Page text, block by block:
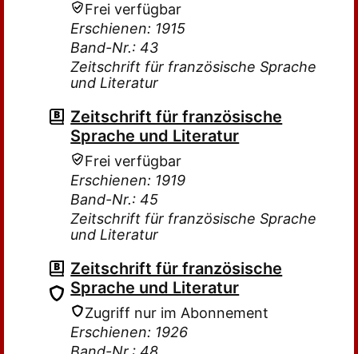
Frei verfügbar
Erschienen: 1915
Band-Nr.: 43
Zeitschrift für französische Sprache
und Literatur
Zeitschrift für französische
Sprache und Literatur
Frei verfügbar
Erschienen: 1919
Band-Nr.: 45
Zeitschrift für französische Sprache
und Literatur
Zeitschrift für französische
Sprache und Literatur
Zugriff nur im Abonnement
Erschienen: 1926